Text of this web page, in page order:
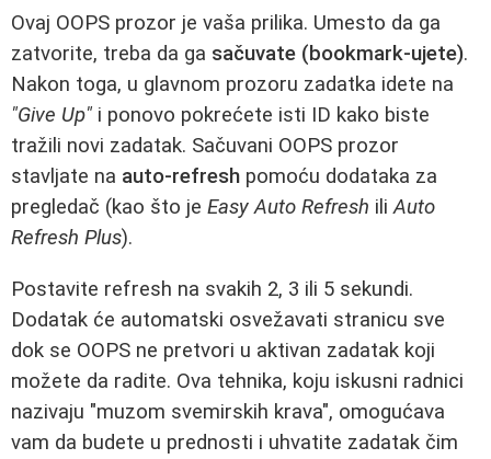
Ovaj OOPS prozor je vaša prilika. Umesto da ga
zatvorite, treba da ga sačuvate (bookmark-ujete).
Nakon toga, u glavnom prozoru zadatka idete na
"Give Up" i ponovo pokrećete isti ID kako biste
tražili novi zadatak. Sačuvani OOPS prozor
stavljate na auto-refresh pomoću dodataka za
pregledač (kao što je Easy Auto Refresh iliAuto
Refresh Plus).
Postavite refresh na svakih 2, 3 ili 5 sekundi.
Dodatak će automatski osvežavati stranicu sve
dok se OOPS ne pretvori u aktivan zadatak koji
možete da radite. Ova tehnika, koju iskusni radnici
nazivaju "muzom svemirskih krava", omogućava
vam da budete u prednosti i uhvatite zadatak čim